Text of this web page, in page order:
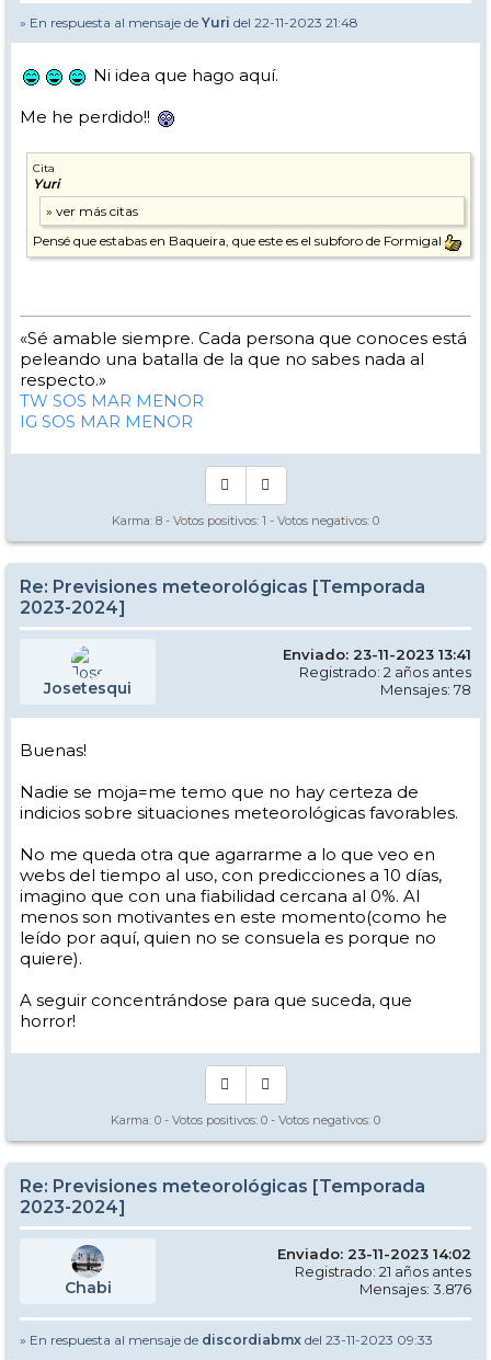
» En respuesta al mensaje de Yuri del 22-11-2023 21:48
Ni idea que hago aquí.
Me he perdido!!
Cita
Yuri
Pensé que estabas en Baqueira, que este es el subforo de Formigal
«Sé amable siempre. Cada persona que conoces está
peleando una batalla de la que no sabes nada al
respecto.»
TW SOS MAR MENOR
IG SOS MAR MENOR
Karma: 8 - Votos positivos: 1 - Votos negativos: 0
Re: Previsiones meteorológicas [Temporada
2023-2024]
Josetesqui
Enviado: 23-11-2023 13:41
Registrado: 2 años antes
Mensajes: 78
Buenas!
Nadie se moja=me temo que no hay certeza de
indicios sobre situaciones meteorológicas favorables.
No me queda otra que agarrarme a lo que veo en
webs del tiempo al uso, con predicciones a 10 días,
imagino que con una fiabilidad cercana al 0%. Al
menos son motivantes en este momento(como he
leído por aquí, quien no se consuela es porque no
quiere).
A seguir concentrándose para que suceda, que
horror!
Karma: 0 - Votos positivos: 0 - Votos negativos: 0
Re: Previsiones meteorológicas [Temporada
2023-2024]
Chabi
Enviado: 23-11-2023 14:02
Registrado: 21 años antes
Mensajes: 3.876
» En respuesta al mensaje de discordiabmx del 23-11-2023 09:33